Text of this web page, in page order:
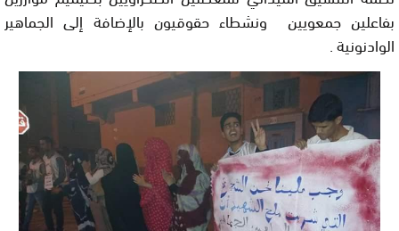
بفاعلين جمعويين ونشطاء حقوقيون بالإضافة إلى الجماهير
الوادنونية .